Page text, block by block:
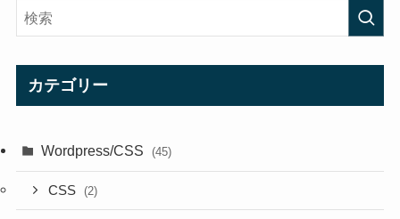
カテゴリー
Wordpress/CSS (45)
CSS (2)